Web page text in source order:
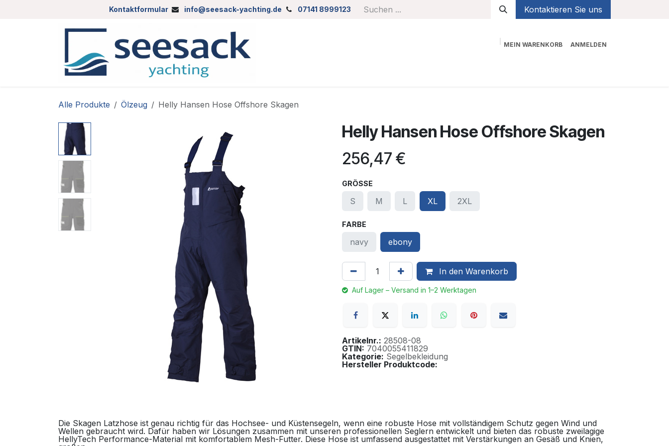
Kontaktformular info@seesack-yachting.de 07141 8999123 Kontaktieren Sie uns
MEIN WARENKORB ANMELDEN
Alle Produkte Ölzeug Helly Hansen Hose Offshore Skagen
Helly Hansen Hose Offshore Skagen
256,47 €
GRÖSSE
S M L XL 2XL
FARBE
navy ebony
In den Warenkorb
Auf Lager – Versand in 1–2 Werktagen
Artikelnr.: 28508-08
GTIN: 7040055411829
Kategorie: Segelbekleidung
Hersteller Produktcode:
Die Skagen Latzhose ist genau richtig für das Hochsee- und Küstensegeln, wenn eine robuste Hose mit vollständigem Schutz gegen Wind und
Wellen gebraucht wird. Dafür haben wir Lösungen zusammen mit unseren professionellen Seglern entwickelt und bieten das robuste zweilagige
HellyTech Performance-Material mit komfortablem Mesh-Futter. Diese Hose ist umfassend ausgestattet mit Verstärkungen an Gesäß und Knien,